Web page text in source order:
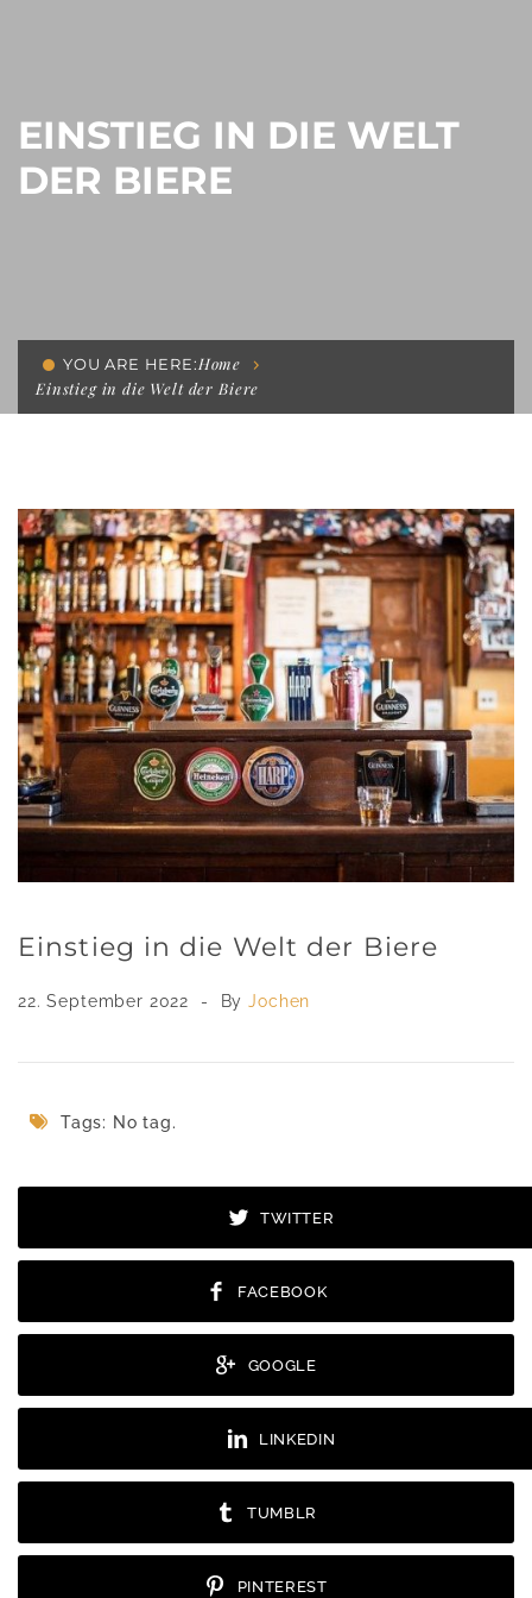
EINSTIEG IN DIE WELT
DER BIERE
YOU ARE HERE:Home
Einstieg in die Welt der Biere
Einstieg in die Welt der Biere
22. September 2022 By Jochen
Tags: No tag.
TWITTER
FACEBOOK
GOOGLE
LINKEDIN
TUMBLR
PINTEREST